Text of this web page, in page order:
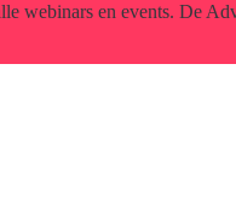
webinars en events. De